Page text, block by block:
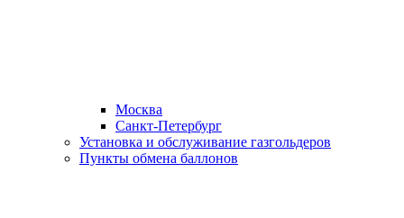
Москва
Санкт-Петербург
Установка и обслуживание газгольдеров
Пункты обмена баллонов